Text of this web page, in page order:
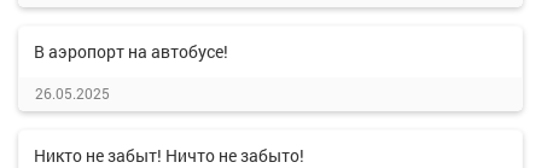
В аэропорт на автобусе!
26.05.2025
Никто не забыт! Ничто не забыто!